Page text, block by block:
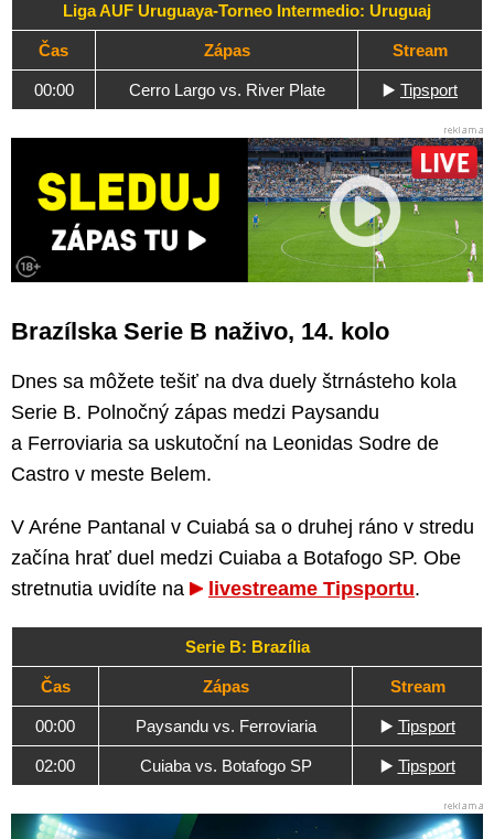
Liga AUF Uruguaya-Torneo Intermedio: Uruguaj
Čas Zápas Stream
00:00 Cerro Largo vs. River Plate ▶️ Tipsport
Brazílska Serie B naživo, 14. kolo
Dnes sa môžete tešiť na dva duely štrnásteho kola
Serie B. Polnočný zápas medzi Paysandu
a Ferroviaria sa uskutoční na Leonidas Sodre de
Castro v meste Belem.
V Aréne Pantanal v Cuiabá sa o druhej ráno v stredu
začína hrať duel medzi Cuiaba a Botafogo SP. Obe
stretnutia uvidíte na
livestreame Tipsportu.
Serie B: Brazília
Čas Zápas Stream
00:00 Paysandu vs. Ferroviaria ▶️ Tipsport
02:00 Cuiaba vs. Botafogo SP ▶️ Tipsport